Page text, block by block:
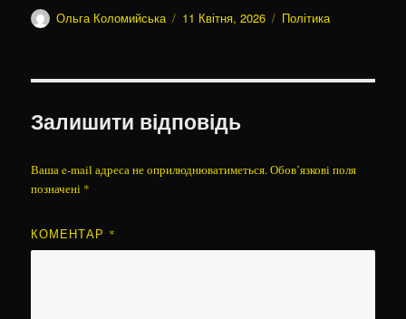
Автор
Ольга Коломийська Оприлюднено
11 Квітня, 2026 Категорії
Політика
Залишити відповідь
Ваша e-mail адреса не оприлюднюватиметься.Обов’язкові поля
позначені *
КОМЕНТАР *